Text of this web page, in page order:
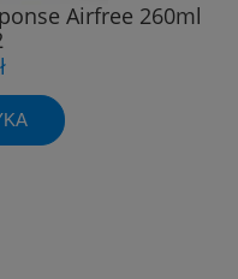
Airfree 260ml